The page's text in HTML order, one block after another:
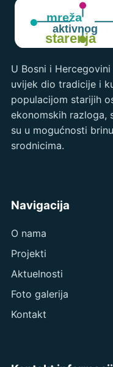
U Bosni i
uvijek dio tradicije i
populacijom starijih
ekonomskih razloga,
su u mogućnosti
srodnicima.
Navigacija
O nama
Projekti
Aktuelnosti
Foto galerija
Kontakt